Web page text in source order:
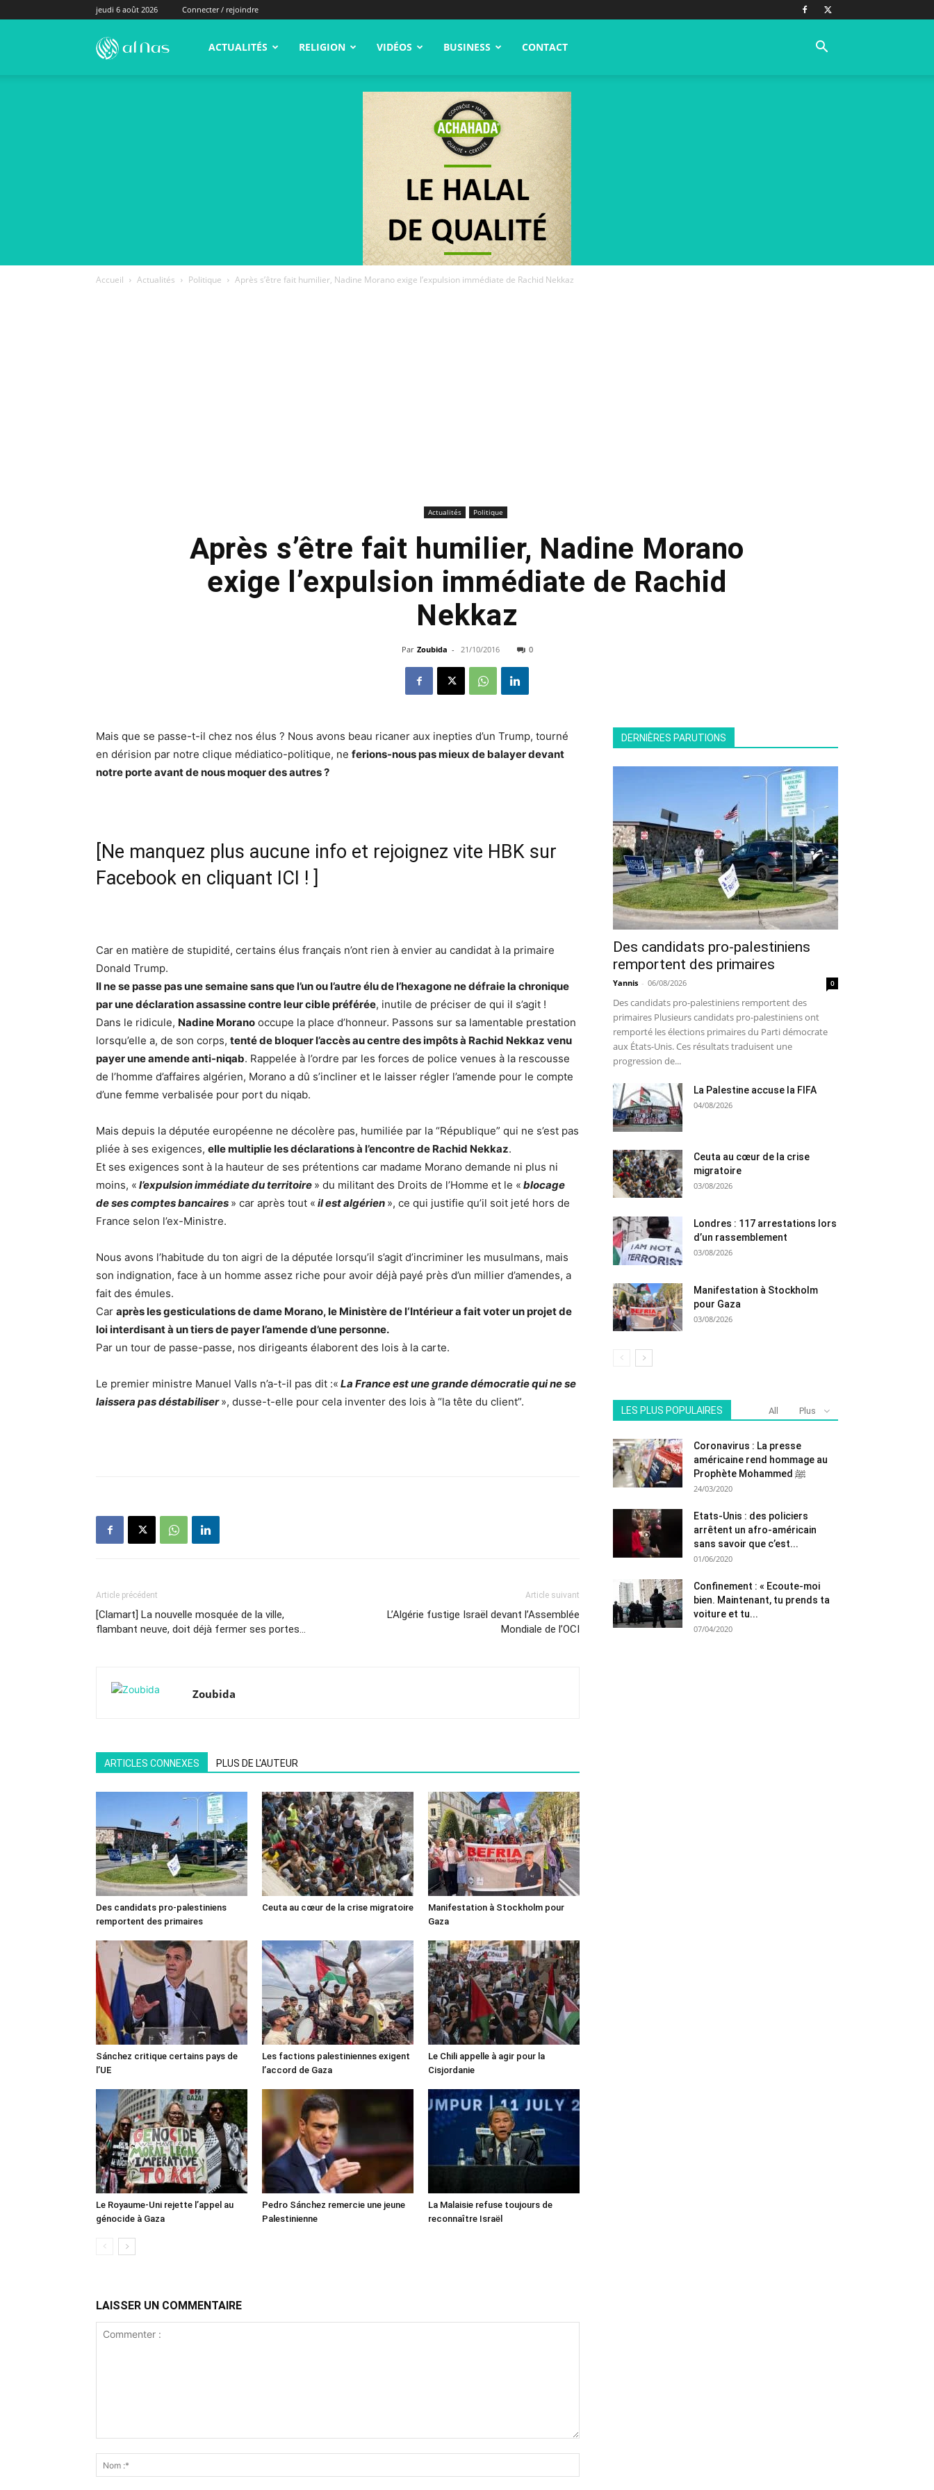
jeudi 6 août 2026 Connecter / rejoindre
alNas.fr ACTUALITÉS RELIGION VIDÉOS BUSINESS CONTACT
Accueil Actualités Politique Après s’être fait humilier, Nadine Morano exige l’expulsion immédiate de Rachid Nekkaz
Actualités Politique
Après s’être fait humilier, Nadine Morano
exige l’expulsion immédiate de Rachid
Nekkaz
Par Zoubida - 21/10/2016 0
Mais que se passe-t-il chez nos élus ? Nous avons beau ricaner aux inepties d’un Trump, tourné
en dérision par notre clique médiatico-politique, ne ferions-nous pas mieux de balayer devant
notre porte avant de nous moquer des autres ?
[Ne manquez plus aucune info et rejoignez vite HBK sur
Facebook en cliquant ICI !
Car en matière de stupidité, certains élus français n’ont rien à envier au candidat à la primaire
Donald Trump.
Il ne se passe pas une semaine sans que l’un ou l’autre élu de l’hexagone ne défraie la chronique
par une déclaration assassine contre leur cible préférée, inutile de préciser de qui il s’agit !
Dans le ridicule, Nadine Morano occupe la place d’honneur. Passons sur sa lamentable prestation
lorsqu’elle a, de son corps, tenté de bloquer l’accès au centre des impôts à Rachid Nekkaz venu
payer une amende anti-niqab. Rappelée à l’ordre par les forces de police venues à la rescousse
de l’homme d’affaires algérien, Morano a dû s’incliner et le laisser régler l’amende pour le compte
d’une femme verbalisée pour port du niqab.
Mais depuis la députée européenne ne décolère pas, humiliée par la “République” qui ne s’est pas
pliée à ses exigences, elle multiplie les déclarations à l’encontre de Rachid Nekkaz.
Et ses exigences sont à la hauteur de ses prétentions car madame Morano demande ni plus ni
moins, « l’expulsion immédiate du territoire » du militant des Droits de l’Homme et le « blocage
de ses comptes bancaires » car après tout « il est algérien », ce qui justifie qu’il soit jeté hors de
France selon l’ex-Ministre.
Nous avons l’habitude du ton aigri de la députée lorsqu’il s’agit d’incriminer les musulmans, mais
son indignation, face à un homme assez riche pour avoir déjà payé près d’un millier d’amendes, a
fait des émules.
Car après les gesticulations de dame Morano, le Ministère de l‘Intérieur a fait voter un projet de
loi interdisant à un tiers de payer l’amende d’une personne.
Par un tour de passe-passe, nos dirigeants élaborent des lois à la carte.
Le premier ministre Manuel Valls n’a-t-il pas dit :« La France est une grande démocratie qui ne se
laissera pas déstabiliser », dusse-t-elle pour cela inventer des lois à “la tête du client”.
Article précédent
[Clamart] La nouvelle mosquée de la ville,
flambant neuve, doit déjà fermer ses portes…
Article suivant
L’Algérie fustige Israël devant l’Assemblée
Mondiale de l’OCI
Zoubida
ARTICLES CONNEXES PLUS DE L'AUTEUR
Des candidats pro-palestiniens
remportent des primaires
Ceuta au cœur de la crise migratoire
Manifestation à Stockholm pour
Gaza
Sánchez critique certains pays de
l’UE
Les factions palestiniennes exigent
l’accord de Gaza
Le Chili appelle à agir pour la
Cisjordanie
Le Royaume-Uni rejette l’appel au
génocide à Gaza
Pedro Sánchez remercie une jeune
Palestinienne
La Malaisie refuse toujours de
reconnaître Israël
LAISSER UN COMMENTAIRE
DERNIÈRES PARUTIONS
Des candidats pro-palestiniens
remportent des primaires
Yannis - 06/08/2026 0
Des candidats pro-palestiniens remportent des
primaires Plusieurs candidats pro-palestiniens ont
remporté les élections primaires du Parti démocrate
aux États-Unis. Ces résultats traduisent une
progression de...
La Palestine accuse la FIFA
04/08/2026
Ceuta au cœur de la crise
migratoire
03/08/2026
Londres : 117 arrestations lors
d’un rassemblement
03/08/2026
Manifestation à Stockholm
pour Gaza
03/08/2026
LES PLUS POPULAIRES All Plus
Coronavirus : La presse
américaine rend hommage au
Prophète Mohammed ﷺ
24/03/2020
Etats-Unis : des policiers
arrêtent un afro-américain
sans savoir que c’est...
01/06/2020
Confinement : « Ecoute-moi
bien. Maintenant, tu prends ta
voiture et tu...
07/04/2020